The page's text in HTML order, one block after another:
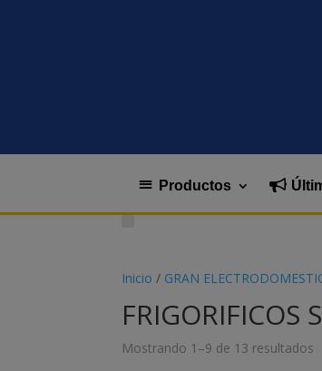
Productos
Inicio / GRAN
FRIGORIFICOS
Mostrando 1–9 de 13 resultados